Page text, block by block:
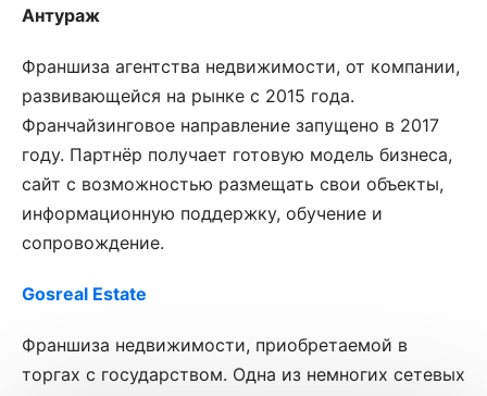
Антураж
Франшиза агентства недвижимости, от компании,
развивающейся на рынке с 2015 года.
Франчайзинговое направление запущено в 2017
году. Партнёр получает готовую модель бизнеса,
сайт с возможностью размещать свои объекты,
информационную поддержку, обучение и
сопровождение.
Gosreal Estate
Франшиза недвижимости, приобретаемой в
торгах с государством. Одна из немногих сетевых